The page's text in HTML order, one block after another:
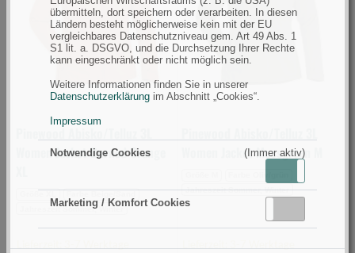
übermitteln, dort speichern oder verarbeiten. In diesen
Ländern besteht möglicherweise kein mit der EU
vergleichbares Datenschutzniveau gem. Art 49 Abs. 1
S1 lit. a. DSGVO, und die Durchsetzung Ihrer Rechte
kann eingeschränkt oder nicht möglich sein.
Weitere Informationen finden Sie in unserer
Datenschutzerklärung im Abschnitt „Cookies“.
Impressum
Notwendige Cookies (Immer aktiv)
Marketing / Komfort Cookies
Burned
Orange
Pinewood Abisko/Telluz 3L
Women Jacket Burned Orange
Jahreszeit Sommer, Winter
Jacket
Mossgreen
M
0)
Women Jacket Mossgreen M
Jahreszeit Sommer, Winter